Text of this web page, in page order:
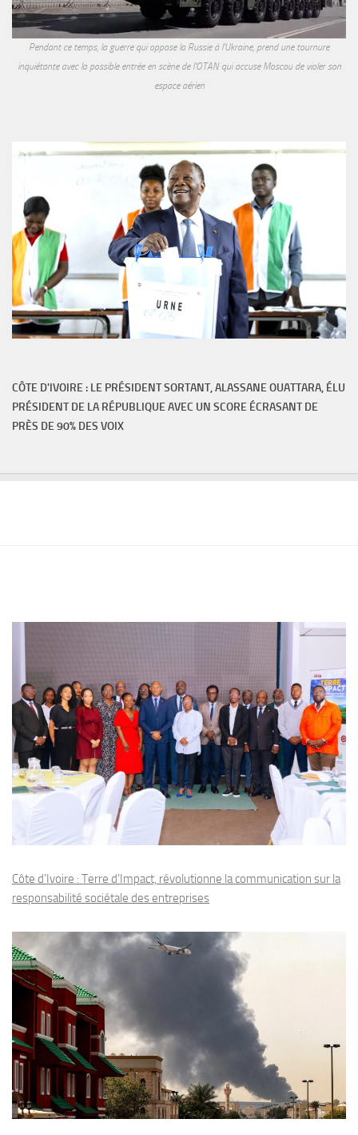
Pendant ce temps, la guerre qui oppose la Russie à l'Ukraine, prend une tournure
inquiétante avec la possible entrée en scène de l'OTAN qui accuse Moscou de violer son
espace aérien
CÔTE D'IVOIRE : LE PRÉSIDENT SORTANT, ALASSANE OUATTARA, ÉLU
PRÉSIDENT DE LA RÉPUBLIQUE AVEC UN SCORE ÉCRASANT DE
PRÈS DE 90% DES VOIX
Côte d’Ivoire : Terre d’Impact, révolutionne la communication sur la
responsabilité sociétale des entreprises